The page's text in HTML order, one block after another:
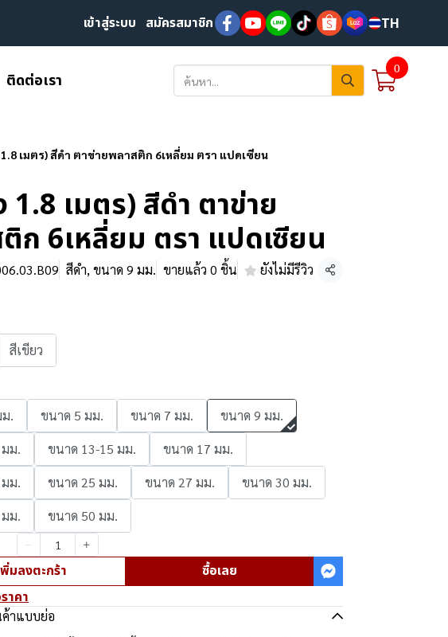
เข้าสู่ระบบ สมัครสมาชิก TH
ติดต่อเรา
0
1.8 เมตร) สีดำ ตาข่ายพลาสติก 6เหลี่ยม ตรา แปดเซียน
1.8 เมตร) สีดำ ตาข่าย
ก 6เหลี่ยม ตรา แปดเซียน
สีดำ, ขนาด 9 มม. ขายแล้ว 0 ชิ้น ยังไม่มีรีวิว แชร์
สีเขียว
. ขนาด 5 มม. ขนาด 7 มม.
ขนาด 9 มม.
ม.
ขนาด 13-15 มม.
ขนาด 17 มม.
ม.
ขนาด 25 มม. ขนาด 27 มม.
ขนาด 30 มม.
ม.
ขนาด 50 มม.
พิ่มลงตะกร้า
ซื้อเลย
าคา
าแบบย่อ